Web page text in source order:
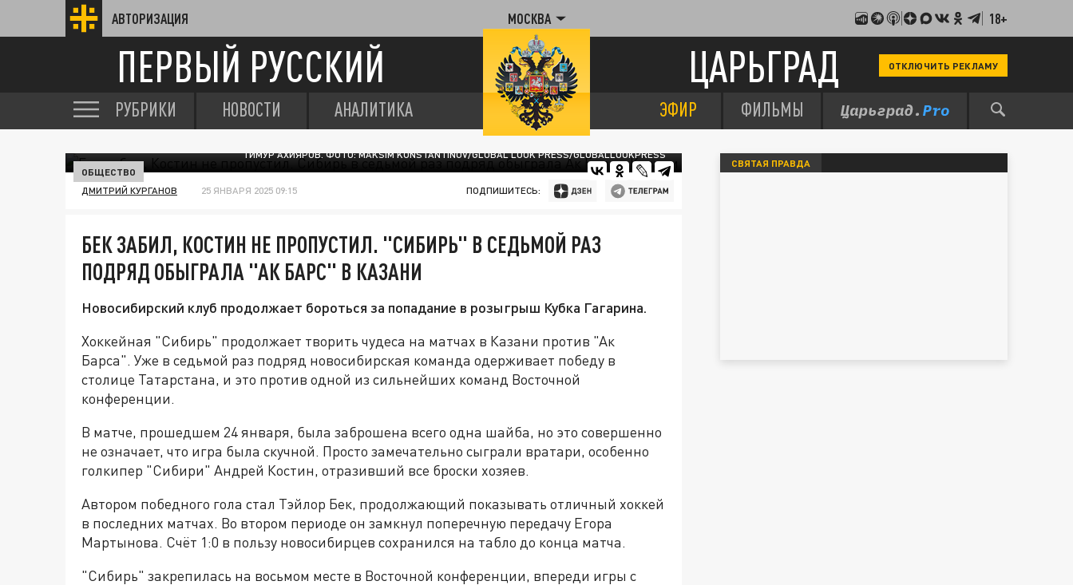
АВТОРИЗАЦИЯ МОСКВА 18+
ПЕРВЫЙ РУССКИЙ ЦАРЬГРАД ОТКЛЮЧИТЬ РЕКЛАМУ
РУБРИКИ НОВОСТИ АНАЛИТИКА ЭФИР ФИЛЬМЫ
ТИМУР АХИЯРОВ. ФОТО: MAKSIM KONSTANTINOV/GLOBAL LOOK PRESS/GLOBALLOOKPRESS
ОБЩЕСТВО
ДМИТРИЙ КУРГАНОВ 25 ЯНВАРЯ 2025 09:15 ПОДПИШИТЕСЬ:
БЕК ЗАБИЛ, КОСТИН НЕ ПРОПУСТИЛ. "СИБИРЬ" В СЕДЬМОЙ РАЗ
ПОДРЯД ОБЫГРАЛА "АК БАРС" В КАЗАНИ
Новосибирский клуб продолжает бороться за попадание в розыгрыш Кубка Гагарина.
Хоккейная "Сибирь" продолжает творить чудеса на матчах в Казани против "Ак
Барса". Уже в седьмой раз подряд новосибирская команда одерживает победу в
столице Татарстана, и это против одной из сильнейших команд Восточной
конференции.
В матче, прошедшем 24 января, была заброшена всего одна шайба, но это совершенно
не означает, что игра была скучной. Просто замечательно сыграли вратари, особенно
голкипер "Сибири" Андрей Костин, отразивший все броски хозяев.
Автором победного гола стал Тэйлор Бек, продолжающий показывать отличный хоккей
в последних матчах. Во втором периоде он замкнул поперечную передачу Егора
Мартынова. Счёт 1:0 в пользу новосибирцев сохранился на табло до конца матча.
"Сибирь" закрепилась на восьмом месте в Восточной конференции, впереди игры с
СВЯТАЯ ПРАВДА